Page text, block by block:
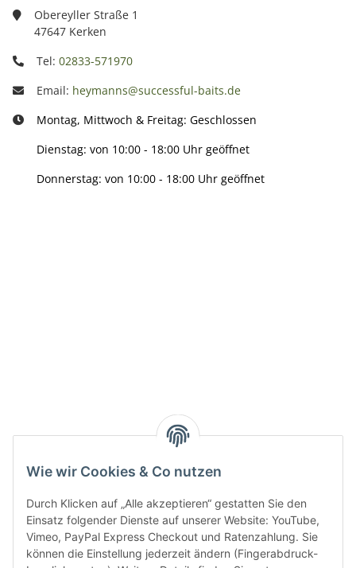
Wie wir Cookies & Co nutzen
Durch Klicken auf „Alle akzeptieren“ gestatten Sie den
Einsatz folgender Dienste auf unserer Website: YouTube,
Vimeo, PayPal Express Checkout und Ratenzahlung. Sie
können die Einstellung jederzeit ändern (Fingerabdruck-
Obereyller Straße 1
47647 Kerken
Tel: 02833-571970
Email: heymanns@successful-baits.de
Montag, Mittwoch & Freitag: Geschlossen
Dienstag: von 10:00 - 18:00 Uhr geöffnet
Donnerstag: von 10:00 - 18:00 Uhr geöffnet
Gesetzliche Informationen